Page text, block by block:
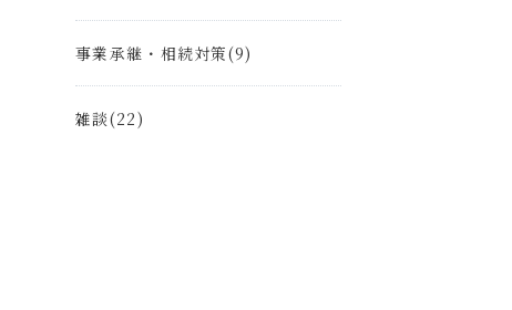
事業承継・相続対策(9)
雑談(22)